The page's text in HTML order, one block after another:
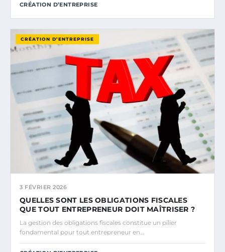
CRÉATION D’ENTREPRISE
CRÉATION D’ENTREPRISE
3 FÉVRIER 2026
QUELLES SONT LES OBLIGATIONS FISCALES
QUE TOUT ENTREPRENEUR DOIT MAÎTRISER ?
La gestion des obligations fiscales constitue un pilier
fondamental pour tout entrepreneur en…